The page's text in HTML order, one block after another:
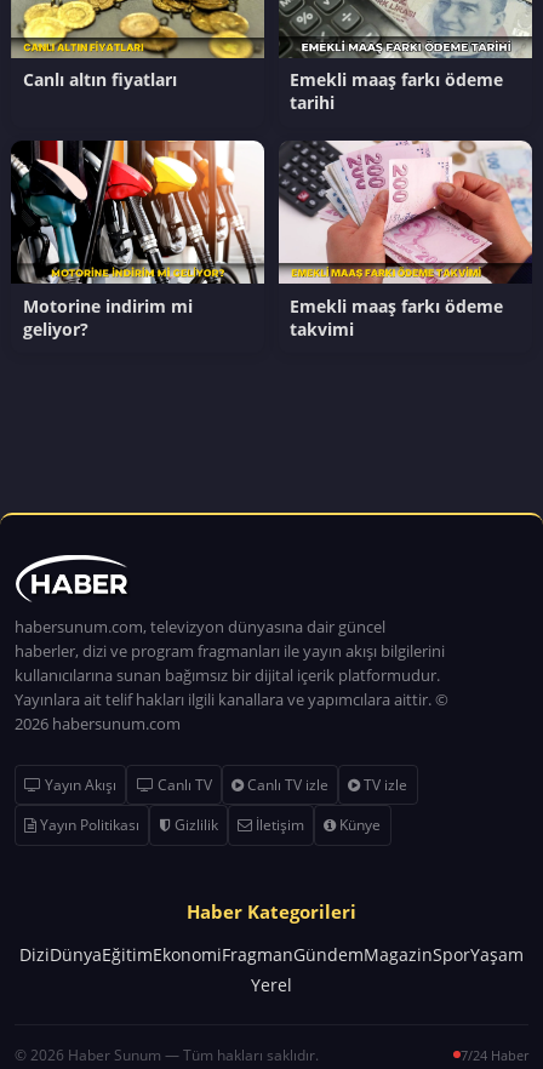
Canlı altın fiyatları
Emekli maaş farkı ödeme
tarihi
Motorine indirim mi
geliyor?
Emekli maaş farkı ödeme
takvimi
habersunum.com, televizyon dünyasına dair güncel
haberler, dizi ve program fragmanları ile yayın akışı bilgilerini
kullanıcılarına sunan bağımsız bir dijital içerik platformudur.
Yayınlara ait telif hakları ilgili kanallara ve yapımcılara aittir. ©
2026 habersunum.com
Yayın Akışı Canlı TV Canlı TV izle
TV izle
Yayın Politikası
Gizlilik İletişim Künye
Haber Kategorileri
DiziDünyaEğitimEkonomiFragmanGündemMagazinSporYaşam
Yerel
© 2026 Haber Sunum — Tüm hakları saklıdır. 7/24 Haber